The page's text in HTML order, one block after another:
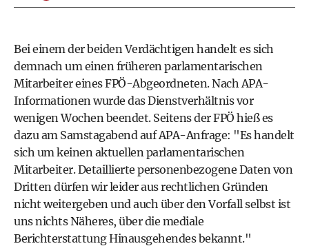
Bei einem der beiden Verdächtigen handelt es sich
demnach um einen früheren parlamentarischen
Mitarbeiter eines FPÖ-Abgeordneten. Nach APA-
Informationen wurde das Dienstverhältnis vor
wenigen Wochen beendet. Seitens der FPÖ hieß es
dazu am Samstagabend auf APA-Anfrage: "Es handelt
sich um keinen aktuellen parlamentarischen
Mitarbeiter. Detaillierte personenbezogene Daten von
Dritten dürfen wir leider aus rechtlichen Gründen
nicht weitergeben und auch über den Vorfall selbst ist
uns nichts Näheres, über die mediale
Berichterstattung Hinausgehendes bekannt."